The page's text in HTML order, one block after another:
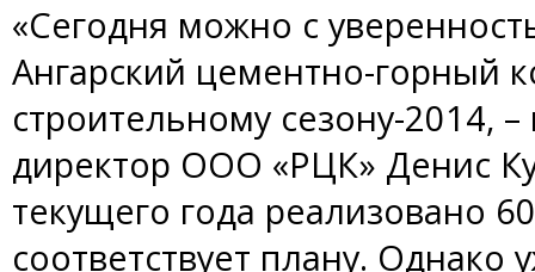
«Сегодня можно с
Ангарский цементно-горный
строительному сезону-2014,
директор ООО «РЦК» Денис
текущего года реализовано
соответствует плану. Однако